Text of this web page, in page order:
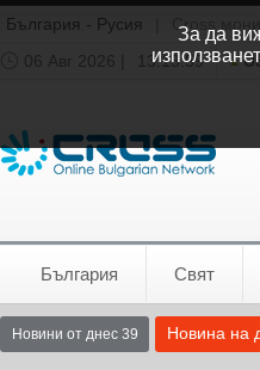
България - Русия Cross
06 Авг 2026 |
13:14:00
България Свят
Новини от днес 39 Новина на
За да